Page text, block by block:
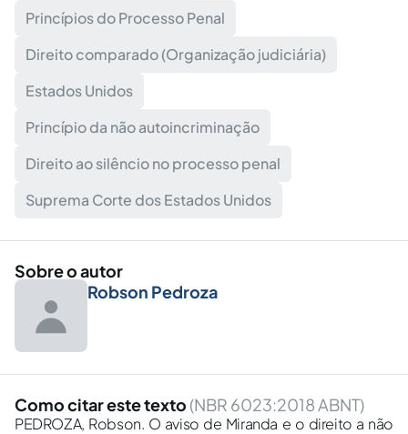
Princípios do Processo Penal
Direito comparado (Organização judiciária)
Estados Unidos
Princípio da não autoincriminação
Direito ao silêncio no processo penal
Suprema Corte dos Estados Unidos
Sobre o autor
Robson Pedroza
Como citar este texto (NBR 6023:2018 ABNT)
PEDROZA, Robson. O aviso de Miranda e o direito a não